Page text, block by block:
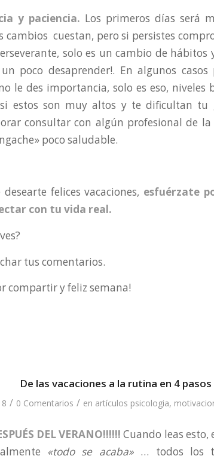
y paciencia. Los primeros días será
cambios cuestan, pero si persistes
solo es un cambio de
poco desaprender!. En algunos
le des importancia, solo es eso, niveles
si estos son muy altos y te dificultan tu
consultar con algún profesional de
poco saludable.
felices vacaciones, esfuérzate
con tu vida real.
tus comentarios.
compartir y feliz semana!
De las vacaciones a la rutina en 4 pasos
/ 0 Comentarios / en artículos psicologia,
DEL VERANO!!!!!! Cuando leas esto,
«todo se acaba»… todos los